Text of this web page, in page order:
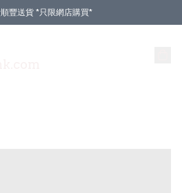
豐送貨 *只限網店購買*